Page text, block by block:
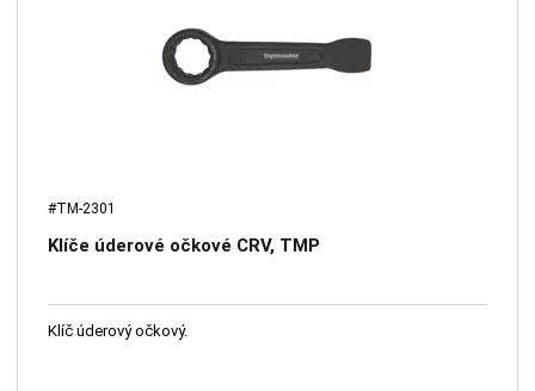
#TM-2301
Klíče úderové očkové CRV, TMP
Klíč úderový očkový.